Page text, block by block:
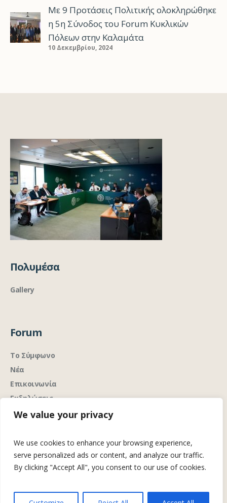
We value your privacy
We use cookies to enhance your browsing experience,
serve personalized ads or content, and analyze our traffic.
By clicking "Accept All", you consent to our use of cookies.
Με 9 Προτάσεις Πολιτικής ολοκληρώθηκε
η 5η Σύνοδος του Forum Κυκλικών
Πόλεων στην Καλαμάτα
10 Δεκεμβρίου, 2024
Πολυμέσα
Gallery
Forum
Το Σύμφωνο
Νέα
Επικοινωνία
Εκδηλώσεις
Ανάπτυξη &Analytics με σεβασμό στην ιδιωτικότητα